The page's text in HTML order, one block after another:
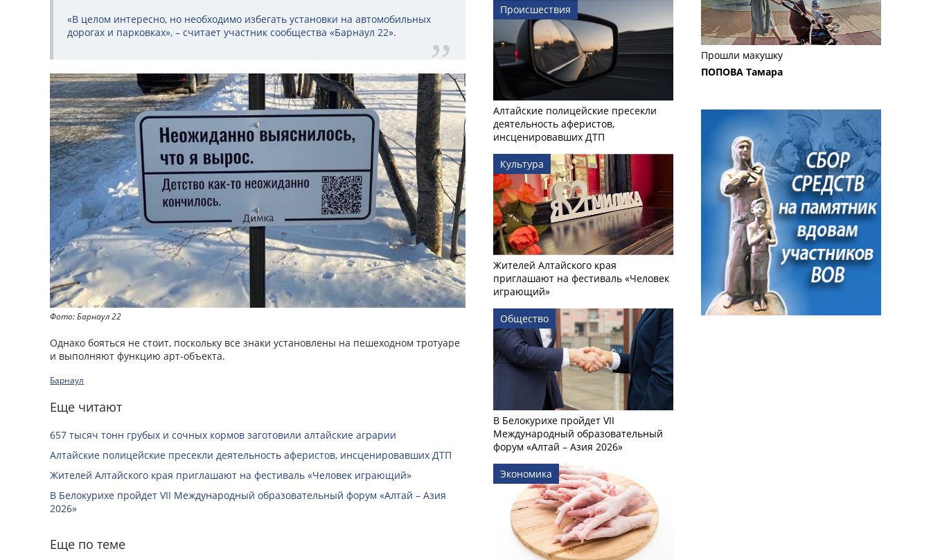
«В целом интересно, но необходимо избегать установки на автомобильных
дорогах и парковках», – считает участник сообщества «Барнаул 22».
Фото: Барнаул 22
Однако бояться не стоит, поскольку все знаки установлены на пешеходном тротуаре
и выполняют функцию арт-объекта.
Барнаул
Еще читают
657 тысяч тонн грубых и сочных кормов заготовили алтайские аграрии
Алтайские полицейские пресекли деятельность аферистов, инсценировавших ДТП
Жителей Алтайского края приглашают на фестиваль «Человек играющий»
В Белокурихе пройдет VII Международный образовательный форум «Алтай – Азия
2026»
Еще по теме
Происшествия
Алтайские полицейские пресекли
деятельность аферистов,
инсценировавших ДТП
Культура
Жителей Алтайского края
приглашают на фестиваль «Человек
играющий»
Общество
В Белокурихе пройдет VII
Международный образовательный
форум «Алтай – Азия 2026»
Экономика
Прошли макушку
ПОПОВА Тамара